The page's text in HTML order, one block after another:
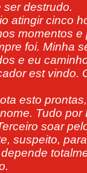
ser destrudo.
atingir cinco
momentos
foi. Minha
e eu
est vindo.
esto
Tudo por
soar
suspeito,